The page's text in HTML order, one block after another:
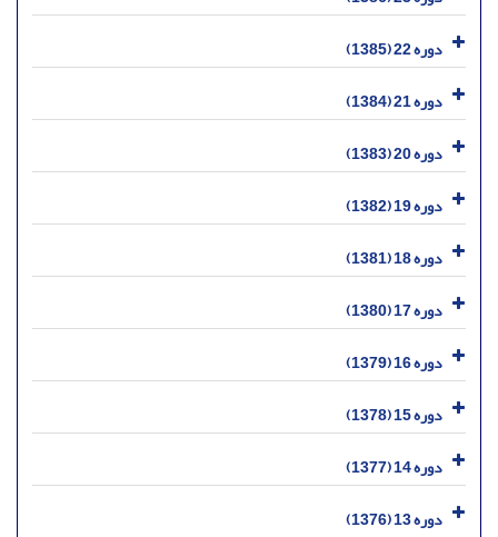
دوره 22 (1385)
دوره 21 (1384)
دوره 20 (1383)
دوره 19 (1382)
دوره 18 (1381)
دوره 17 (1380)
دوره 16 (1379)
دوره 15 (1378)
دوره 14 (1377)
دوره 13 (1376)